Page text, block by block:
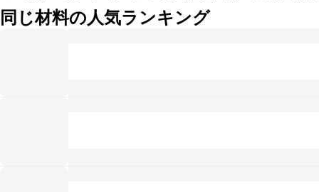
同じ材料の人気ランキング